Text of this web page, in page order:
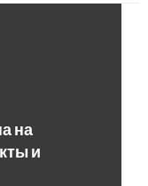
на
и